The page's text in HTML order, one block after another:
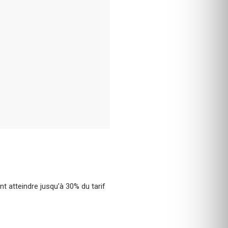
atteindre jusqu’à 30% du tarif